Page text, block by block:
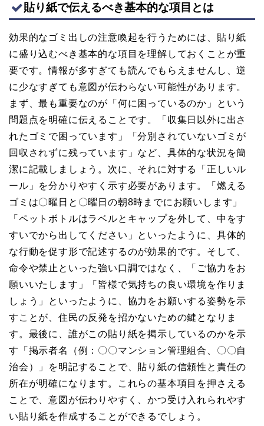
貼り紙で伝えるべき基本的な項目とは
効果的なゴミ出しの注意喚起を行うためには、貼り紙
に盛り込むべき基本的な項目を理解しておくことが重
要です。情報が多すぎても読んでもらえませんし、逆
に少なすぎても意図が伝わらない可能性があります。
まず、最も重要なのが「何に困っているのか」という
問題点を明確に伝えることです。「収集日以外に出さ
れたゴミで困っています」「分別されていないゴミが
回収されずに残っています」など、具体的な状況を簡
潔に記載しましょう。次に、それに対する「正しいル
ール」を分かりやすく示す必要があります。「燃える
ゴミは〇曜日と〇曜日の朝8時までにお願いします」
「ペットボトルはラベルとキャップを外して、中をす
すいでから出してください」といったように、具体的
な行動を促す形で記述するのが効果的です。そして、
命令や禁止といった強い口調ではなく、「ご協力をお
願いいたします」「皆様で気持ちの良い環境を作りま
しょう」といったように、協力をお願いする姿勢を示
すことが、住民の反発を招かないための鍵となりま
す。最後に、誰がこの貼り紙を掲示しているのかを示
す「掲示者名（例：〇〇マンション管理組合、〇〇自
治会）」を明記することで、貼り紙の信頼性と責任の
所在が明確になります。これらの基本項目を押さえる
ことで、意図が伝わりやすく、かつ受け入れられやす
い貼り紙を作成することができるでしょう。